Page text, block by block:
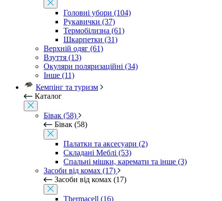
Головні убори (104)
Рукавички (37)
Термобілизна (61)
Шкарпетки (31)
Верхній одяг (61)
Взуття (13)
Окуляри поляризаційні (34)
Інше (11)
Кемпінг та туризм
Каталог
Бівак (58)
Бівак (58)
Палатки та аксесуари (2)
Складані Меблі (53)
Спальні мішки, каремати та інше (3)
Засоби від комах (17)
Засоби від комах (17)
Thermacell (16)